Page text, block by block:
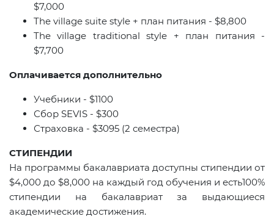
$7,000
The village suite style + план питания - $8,800
The village traditional style + план питания -
$7,700
Оплачивается дополнительно
Учебники - $1100
Сбор SEVIS - $300
Страховка - $3095 (2 семестра)
СТИПЕНДИИ
На программы бакалавриата доступны стипендии от
$4,000 до $8,000 на каждый год обучения и есть100%
стипендии на бакалавриат за выдающиеся
академические достижения.